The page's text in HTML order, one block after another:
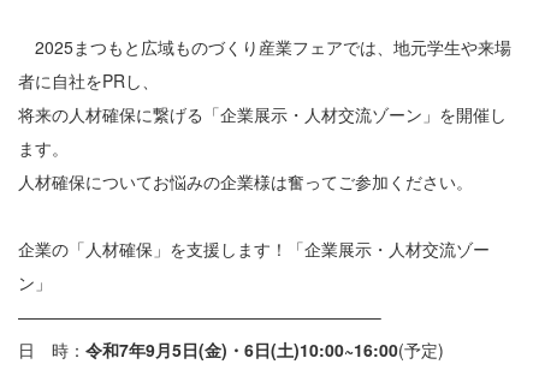
2025まつもと広域ものづくり産業フェアでは、地元学生や来場
者に自社をPRし、
将来の人材確保に繋げる「企業展示・人材交流ゾーン」を開催し
ます。
人材確保についてお悩みの企業様は奮ってご参加ください。
企業の「人材確保」を支援します！「企業展示・人材交流ゾー
ン」
—————————————————————–
日 時： 令和7年9月5日(金)・6日(土)10:00~16:00(予定)